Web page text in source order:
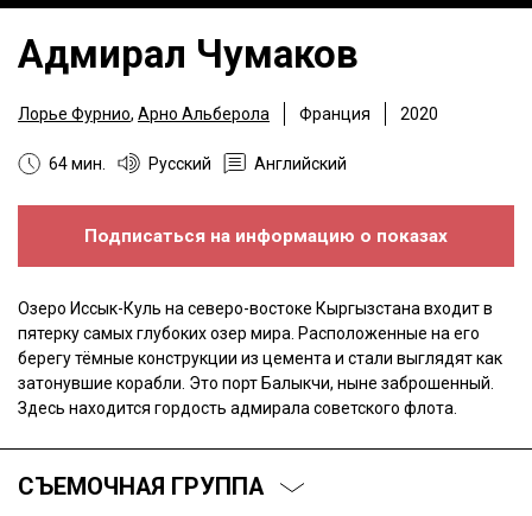
Адмирал Чумаков
Лорье Фурнио, Арно Альберола Франция 2020
64 мин. Русский Английский
Подписаться на информацию о показах
Озеро Иссык-Куль на северо-востоке Кыргызстана входит в
пятерку самых глубоких озер мира. Расположенные на его
берегу тёмные конструкции из цемента и стали выглядят как
затонувшие корабли. Это порт Балыкчи, ныне заброшенный.
Здесь находится гордость адмирала советского флота.
СЪЕМОЧНАЯ ГРУППА